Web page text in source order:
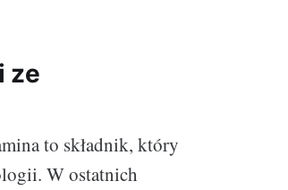
ze
to składnik, który
W ostatnich